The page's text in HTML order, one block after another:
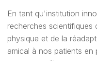
En tant qu'institution
recherches scientifiques
physique et de la
amical à nos patients en